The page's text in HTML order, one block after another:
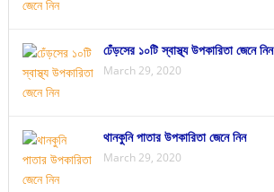
ঢেঁড়সের ১০টি স্বাস্থ্য উপকারিতা জেনে নিন
March 29, 2020
থানকুনি পাতার উপকারিতা জেনে নিন
March 29, 2020